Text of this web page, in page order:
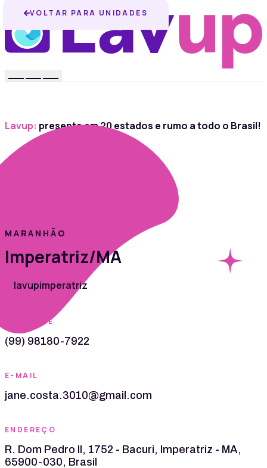
Lavup: presente em 20 estados e rumo a todo o Brasil!
VOLTAR PARA UNIDADES
MARANHÃO
Imperatriz/MA
lavupimperatriz
TELEFONE
(99) 98180-7922
E-MAIL
jane.costa.3010@gmail.com
ENDEREÇO
R. Dom Pedro II, 1752 - Bacuri, Imperatriz - MA,
65900-030, Brasil